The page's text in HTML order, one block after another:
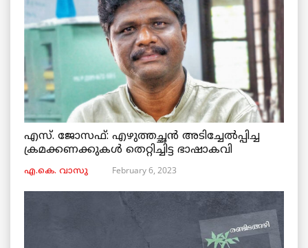
എസ്. ജോസഫ്: എഴുത്തച്ഛൻ അടിച്ചേൽപ്പിച്ച
ക്രമക്കണക്കുകൾ തെറ്റിച്ചിട്ട ഭാഷാകവി
എ.കെ. വാസു February 6, 2023